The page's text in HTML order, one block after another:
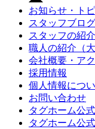
お知らせ・ト
スタッフブログ
スタッフの紹介
職人の紹介（
会社概要・ア
採用情報
個人情報につ
お問い合わせ
タグホーム公
タグホーム公